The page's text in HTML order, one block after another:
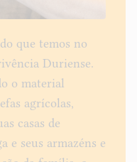
que temos no
Duriense.
o material
agrícolas,
casas de
e seus armazéns e